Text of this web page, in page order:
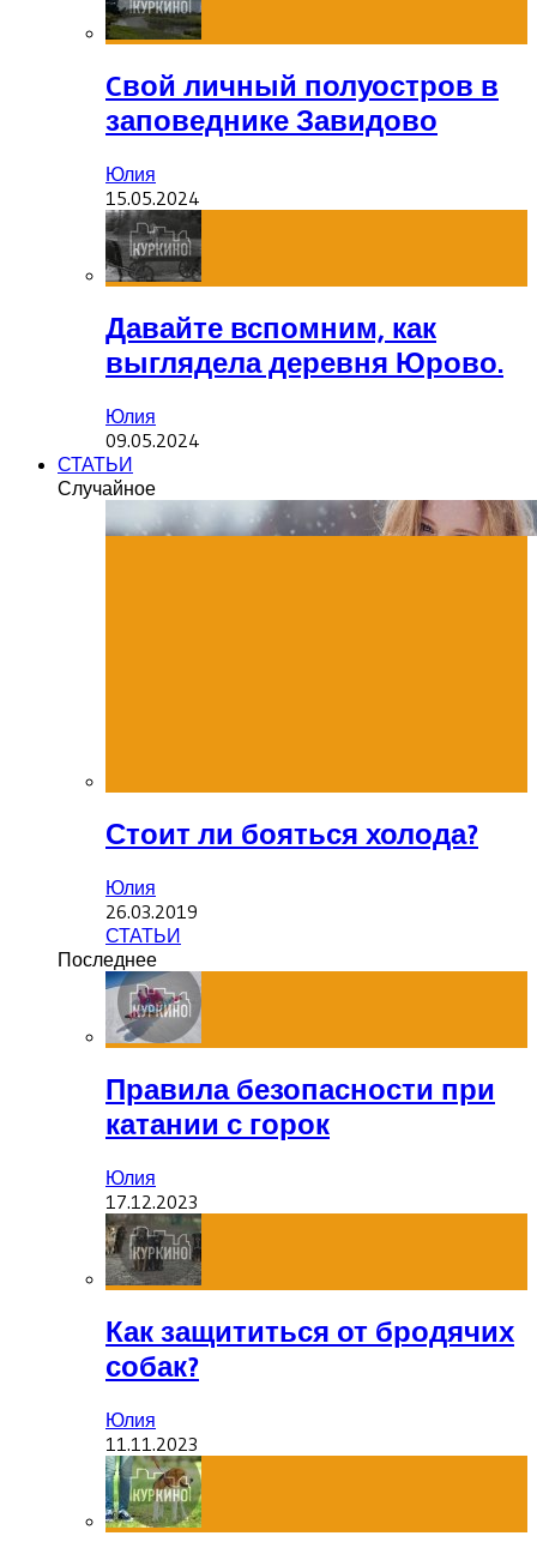
Cвой личный полуостров в
заповеднике Завидово
Юлия
15.05.2024
Давайте вспомним, как
выглядела деревня Юрово.
Юлия
09.05.2024
СТАТЬИ
Случайное
Стоит ли бояться холода?
Юлия
26.03.2019
СТАТЬИ
Последнее
Правила безопасности при
катании с горок
Юлия
17.12.2023
Как защититься от бродячих
собак?
Юлия
11.11.2023